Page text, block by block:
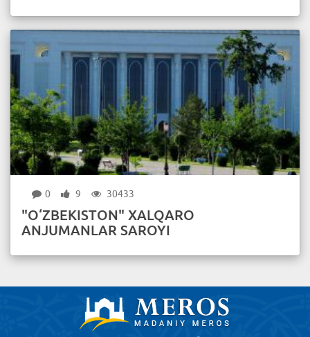
0 9 30433
"O‘ZBEKISTON" XALQARO
ANJUMANLAR SAROYI